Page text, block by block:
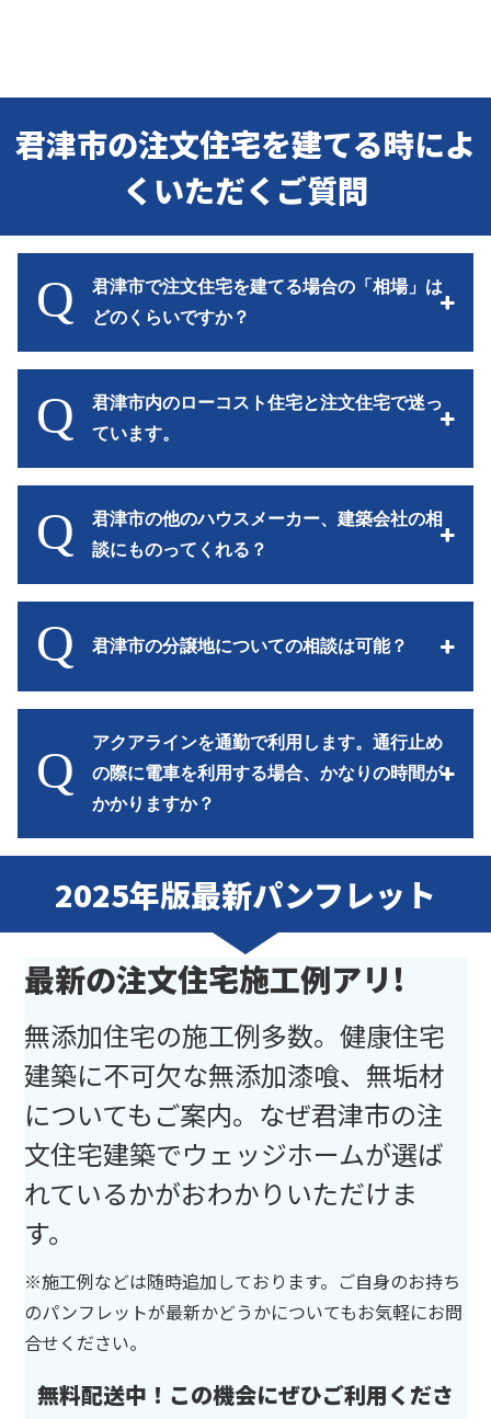
君津市の注文住宅を建てる時によ
くいただくご質問
Q
君津市で注文住宅を建てる場合の「相場」は
どのくらいですか？
Q
君津市内のローコスト住宅と注文住宅で迷っ
ています。
Q
君津市の他のハウスメーカー、建築会社の相
談にものってくれる？
Q 君津市の分譲地についての相談は可能？
Q
アクアラインを通勤で利用します。通行止め
の際に電車を利用する場合、かなりの時間が
かかりますか？
2025年版最新パンフレット
最新の注文住宅施工例アリ!
無添加住宅の施工例多数。健康住宅
建築に不可欠な無添加漆喰、無垢材
についてもご案内。なぜ君津市の注
文住宅建築でウェッジホームが選ば
れているかがおわかりいただけま
す。
※施工例などは随時追加しております。ご自身のお持ち
のパンフレットが最新かどうかについてもお気軽にお問
合せください。
無料配送中！この機会にぜひご利用くださ